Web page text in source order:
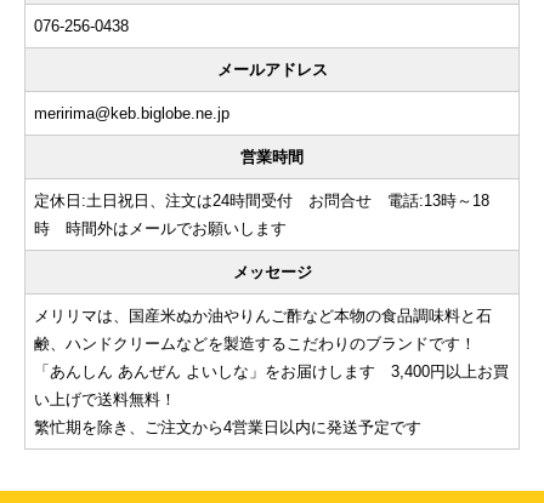
076-256-0438
メールアドレス
meririma@keb.biglobe.ne.jp
営業時間
定休日:土日祝日、注文は24時間受付 お問合せ 電話:13時～18
時 時間外はメールでお願いします
メッセージ
メリリマは、国産米ぬか油やりんご酢など本物の食品調味料と石
鹸、ハンドクリームなどを製造するこだわりのブランドです！
「あんしん あんぜん よいしな」をお届けします 3,400円以上お買
い上げで送料無料！
繁忙期を除き、ご注文から4営業日以内に発送予定です